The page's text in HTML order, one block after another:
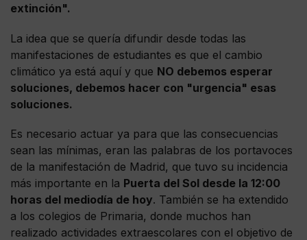
extinción".
La idea que se quería difundir desde todas las
manifestaciones de estudiantes es que el cambio
climático ya está aquí y que NO debemos esperar
soluciones, debemos hacer con "urgencia" esas
soluciones.
Es necesario actuar ya para que las consecuencias
sean las mínimas, eran las palabras de los portavoces
de la manifestación de Madrid, que tuvo su incidencia
más importante en la Puerta del Sol desde la 12:00
horas del mediodía de hoy. También se ha extendido
a los colegios de Primaria, donde muchos han
realizado actividades extraescolares con el objetivo de